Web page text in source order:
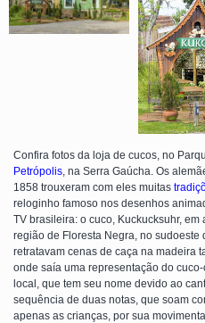
Confira fotos da loja de cucos, no
Petrópolis, na Serra Gaúcha. Os
1858 trouxeram com eles muitas
reloginho famoso nos desenhos
TV brasileira: o cuco, Kuckucksuhr,
região de Floresta Negra, no sudoeste
retratavam cenas de caça na madeira
onde saía uma representação do
local, que tem seu nome devido ao
sequência de duas notas, que soam
apenas as crianças, por sua